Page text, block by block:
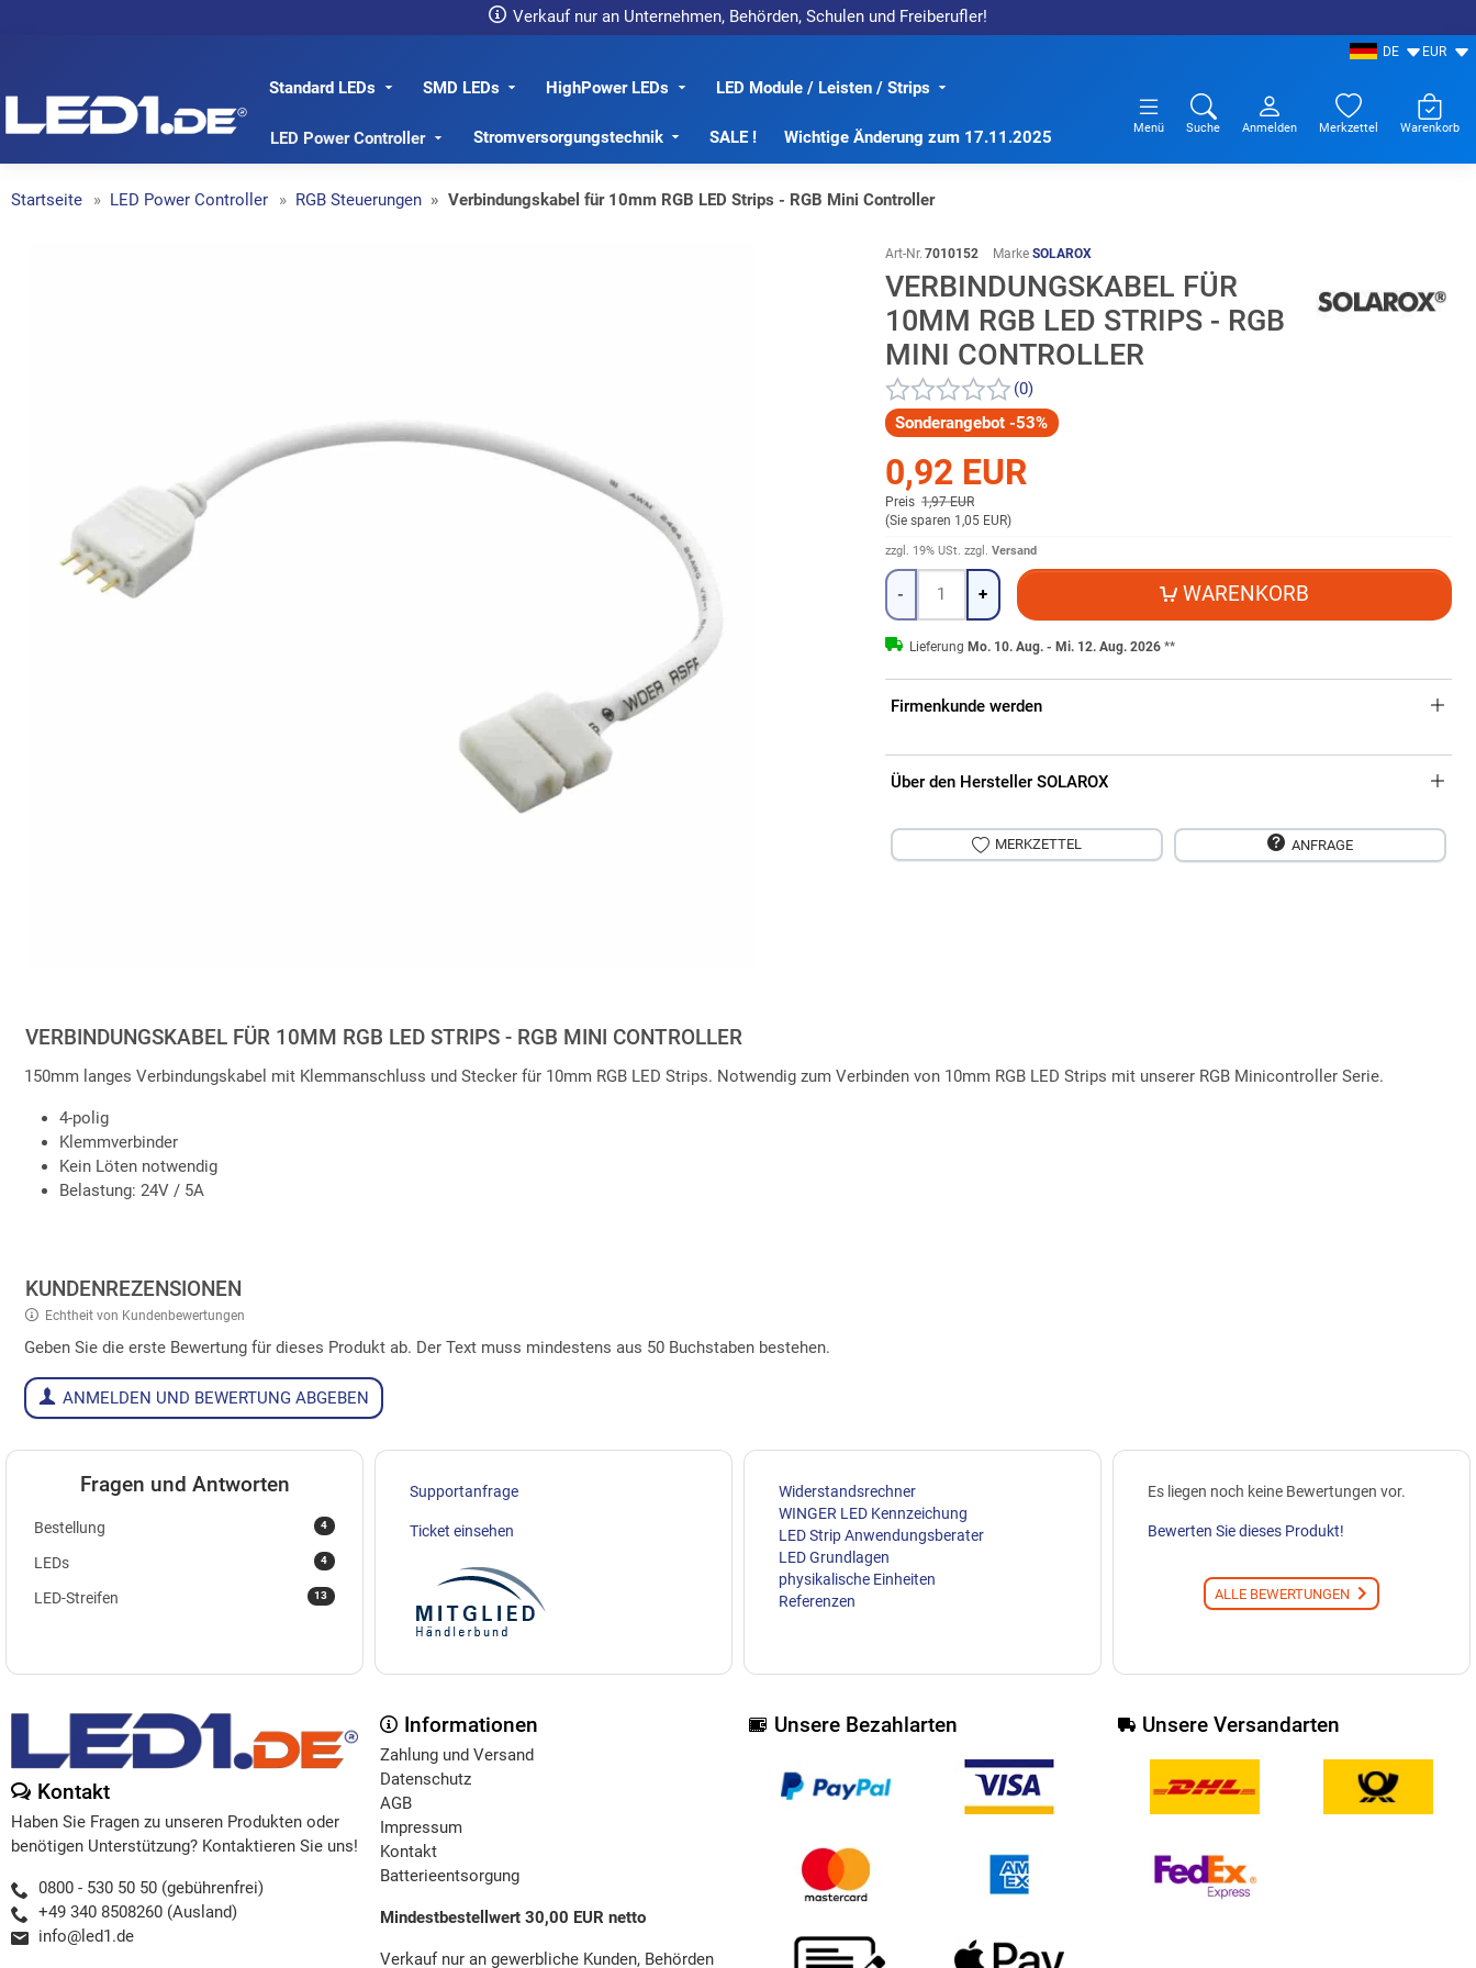
Verkauf nur an Unternehmen, Behörden, Schulen und Freiberufler!
DE EUR
LED1.de® - Fachhandel
Standard LEDs SMD LEDs HighPower LEDs LED Module / Leisten / Strips
LED Power Controller Stromversorgungstechnik SALE ! Wichtige Änderung zum 17.11.2025 Menü Suche Anmelden Merkzettel Warenkorb
Startseite LED Power Controller RGB Steuerungen Verbindungskabel für 10mm RGB LED Strips - RGB Mini Controller
Art-Nr. 7010152 Marke SOLAROX
VERBINDUNGSKABEL FÜR
10MM RGB LED STRIPS - RGB
MINI CONTROLLER
(0)
Sonderangebot -53%
0,92 EUR
Preis 1,97 EUR
(Sie sparen 1,05 EUR)
zzgl. 19% USt. zzgl. Versand
Menge
- + WARENKORB
Lieferung Mo. 10. Aug. - Mi. 12. Aug. 2026**
Firmenkunde werden
Über den Hersteller SOLAROX
MERKZETTEL ANFRAGE
VERBINDUNGSKABEL FÜR 10MM RGB LED STRIPS - RGB MINI CONTROLLER
150mm langes Verbindungskabel mit Klemmanschluss und Stecker für 10mm RGB LED Strips. Notwendig zum Verbinden von 10mm RGB LED Strips mit unserer RGB Minicontroller Serie.
4-polig
Klemmverbinder
Kein Löten notwendig
Belastung: 24V / 5A
KUNDENREZENSIONEN
Echtheit von Kundenbewertungen
Geben Sie die erste Bewertung für dieses Produkt ab. Der Text muss mindestens aus 50 Buchstaben bestehen.
ANMELDEN UND BEWERTUNG ABGEBEN
Fragen und Antworten
4
Bestellung
4
LEDs
13
LED-Streifen
Supportanfrage
Ticket einsehen
Widerstandsrechner
WINGER LED Kennzeichung
LED Strip Anwendungsberater
LED Grundlagen
physikalische Einheiten
Referenzen
Es liegen noch keine Bewertungen vor.
Bewerten Sie dieses Produkt!
ALLE BEWERTUNGEN
Kontakt
Haben Sie Fragen zu unseren Produkten oder
benötigen Unterstützung? Kontaktieren Sie uns!
0800 - 530 50 50 (gebührenfrei)
+49 340 8508260 (Ausland)
info@led1.de
Informationen
Zahlung und Versand
Datenschutz
AGB
Impressum
Kontakt
Batterieentsorgung
Mindestbestellwert 30,00 EUR netto
Verkauf nur an gewerbliche Kunden, Behörden
Unsere Bezahlarten Unsere Versandarten